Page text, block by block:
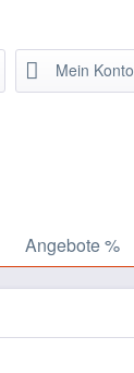
Mein Konto
Angebote %